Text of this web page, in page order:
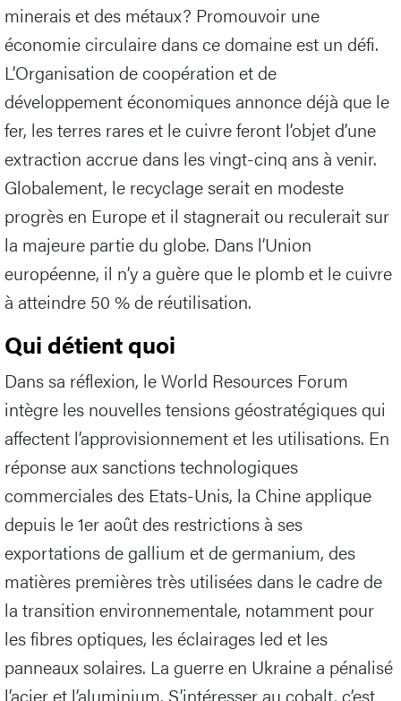
minerais et des métaux? Promouvoir une
économie circulaire dans ce domaine est un défi.
L’Organisation de coopération et de
développement économiques annonce déjà que le
fer, les terres rares et le cuivre feront l’objet d’une
extraction accrue dans les vingt-cinq ans à venir.
Globalement, le recyclage serait en modeste
progrès en Europe et il stagnerait ou reculerait sur
la majeure partie du globe. Dans l’Union
européenne, il n’y a guère que le plomb et le cuivre
à atteindre 50 % de réutilisation.
Qui détient quoi
Dans sa réflexion, le World Resources Forum
intègre les nouvelles tensions géostratégiques qui
affectent l’approvisionnement et les utilisations. En
réponse aux sanctions technologiques
commerciales des Etats-Unis, la Chine applique
depuis le 1er août des restrictions à ses
exportations de gallium et de germanium, des
matières premières très utilisées dans le cadre de
la transition environnementale, notamment pour
les fibres optiques, les éclairages led et les
panneaux solaires. La guerre en Ukraine a pénalisé
l’acier et l’aluminium. S’intéresser au cobalt, c’est